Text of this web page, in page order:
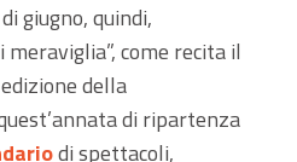
giugno, quindi,
come recita il
della
di ripartenza
di spettacoli,